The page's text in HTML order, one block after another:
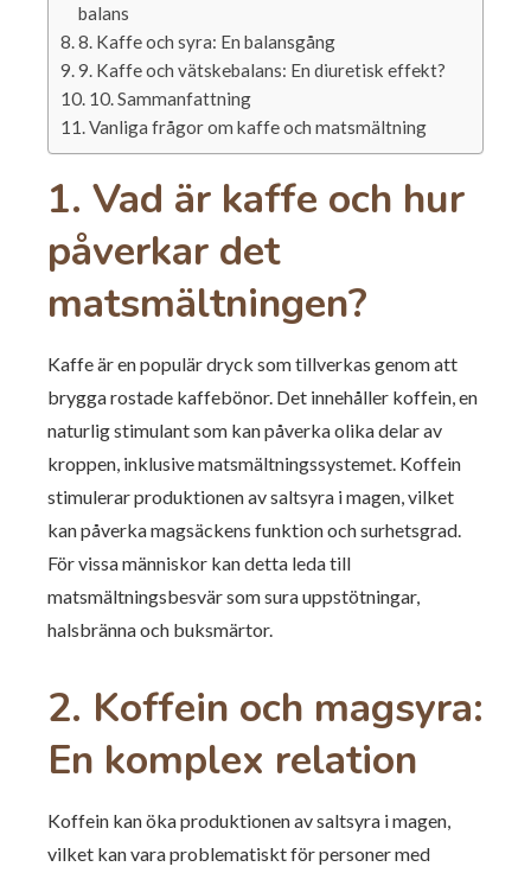
balans
8. Kaffe och syra: En balansgång
9. Kaffe och vätskebalans: En diuretisk effekt?
10. Sammanfattning
Vanliga frågor om kaffe och matsmältning
1. Vad är kaffe och hur
påverkar det
matsmältningen?
Kaffe är en populär dryck som tillverkas genom att
brygga rostade kaffebönor. Det innehåller koffein, en
naturlig stimulant som kan påverka olika delar av
kroppen, inklusive matsmältningssystemet. Koffein
stimulerar produktionen av saltsyra i magen, vilket
kan påverka magsäckens funktion och surhetsgrad.
För vissa människor kan detta leda till
matsmältningsbesvär som sura uppstötningar,
halsbränna och buksmärtor.
2. Koffein och magsyra:
En komplex relation
Koffein kan öka produktionen av saltsyra i magen,
vilket kan vara problematiskt för personer med